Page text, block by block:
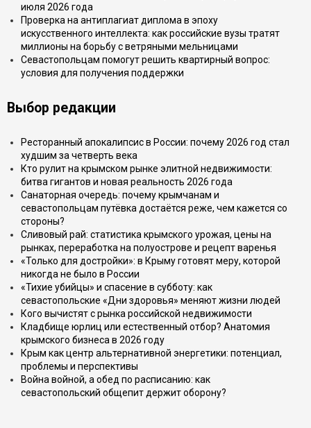
июля 2026 года
Проверка на антиплагиат диплома в эпоху
искусственного интеллекта: как российские вузы тратят
миллионы на борьбу с ветряными мельницами
Севастопольцам помогут решить квартирный вопрос:
условия для получения поддержки
Выбор редакции
Ресторанный апокалипсис в России: почему 2026 год стал
худшим за четверть века
Кто рулит на крымском рынке элитной недвижимости:
битва гигантов и новая реальность 2026 года
Санаторная очередь: почему крымчанам и
севастопольцам путёвка достаётся реже, чем кажется со
стороны?
Сливовый рай: статистика крымского урожая, цены на
рынках, переработка на полуострове и рецепт варенья
«Только для достройки»: в Крыму готовят меру, которой
никогда не было в России
«Тихие убийцы» и спасение в субботу: как
севастопольские «Дни здоровья» меняют жизни людей
Кого вычистят с рынка российской недвижимости
Кладбище юрлиц или естественный отбор? Анатомия
крымского бизнеса в 2026 году
Крым как центр альтернативной энергетики: потенциал,
проблемы и перспективы
Война войной, а обед по расписанию: как
севастопольский общепит держит оборону?